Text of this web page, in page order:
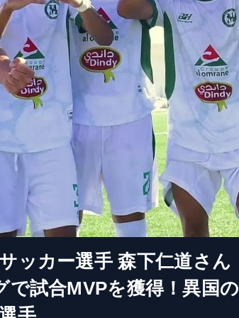
ッカー選手 森下仁道さん
で試合MVPを獲得！異国